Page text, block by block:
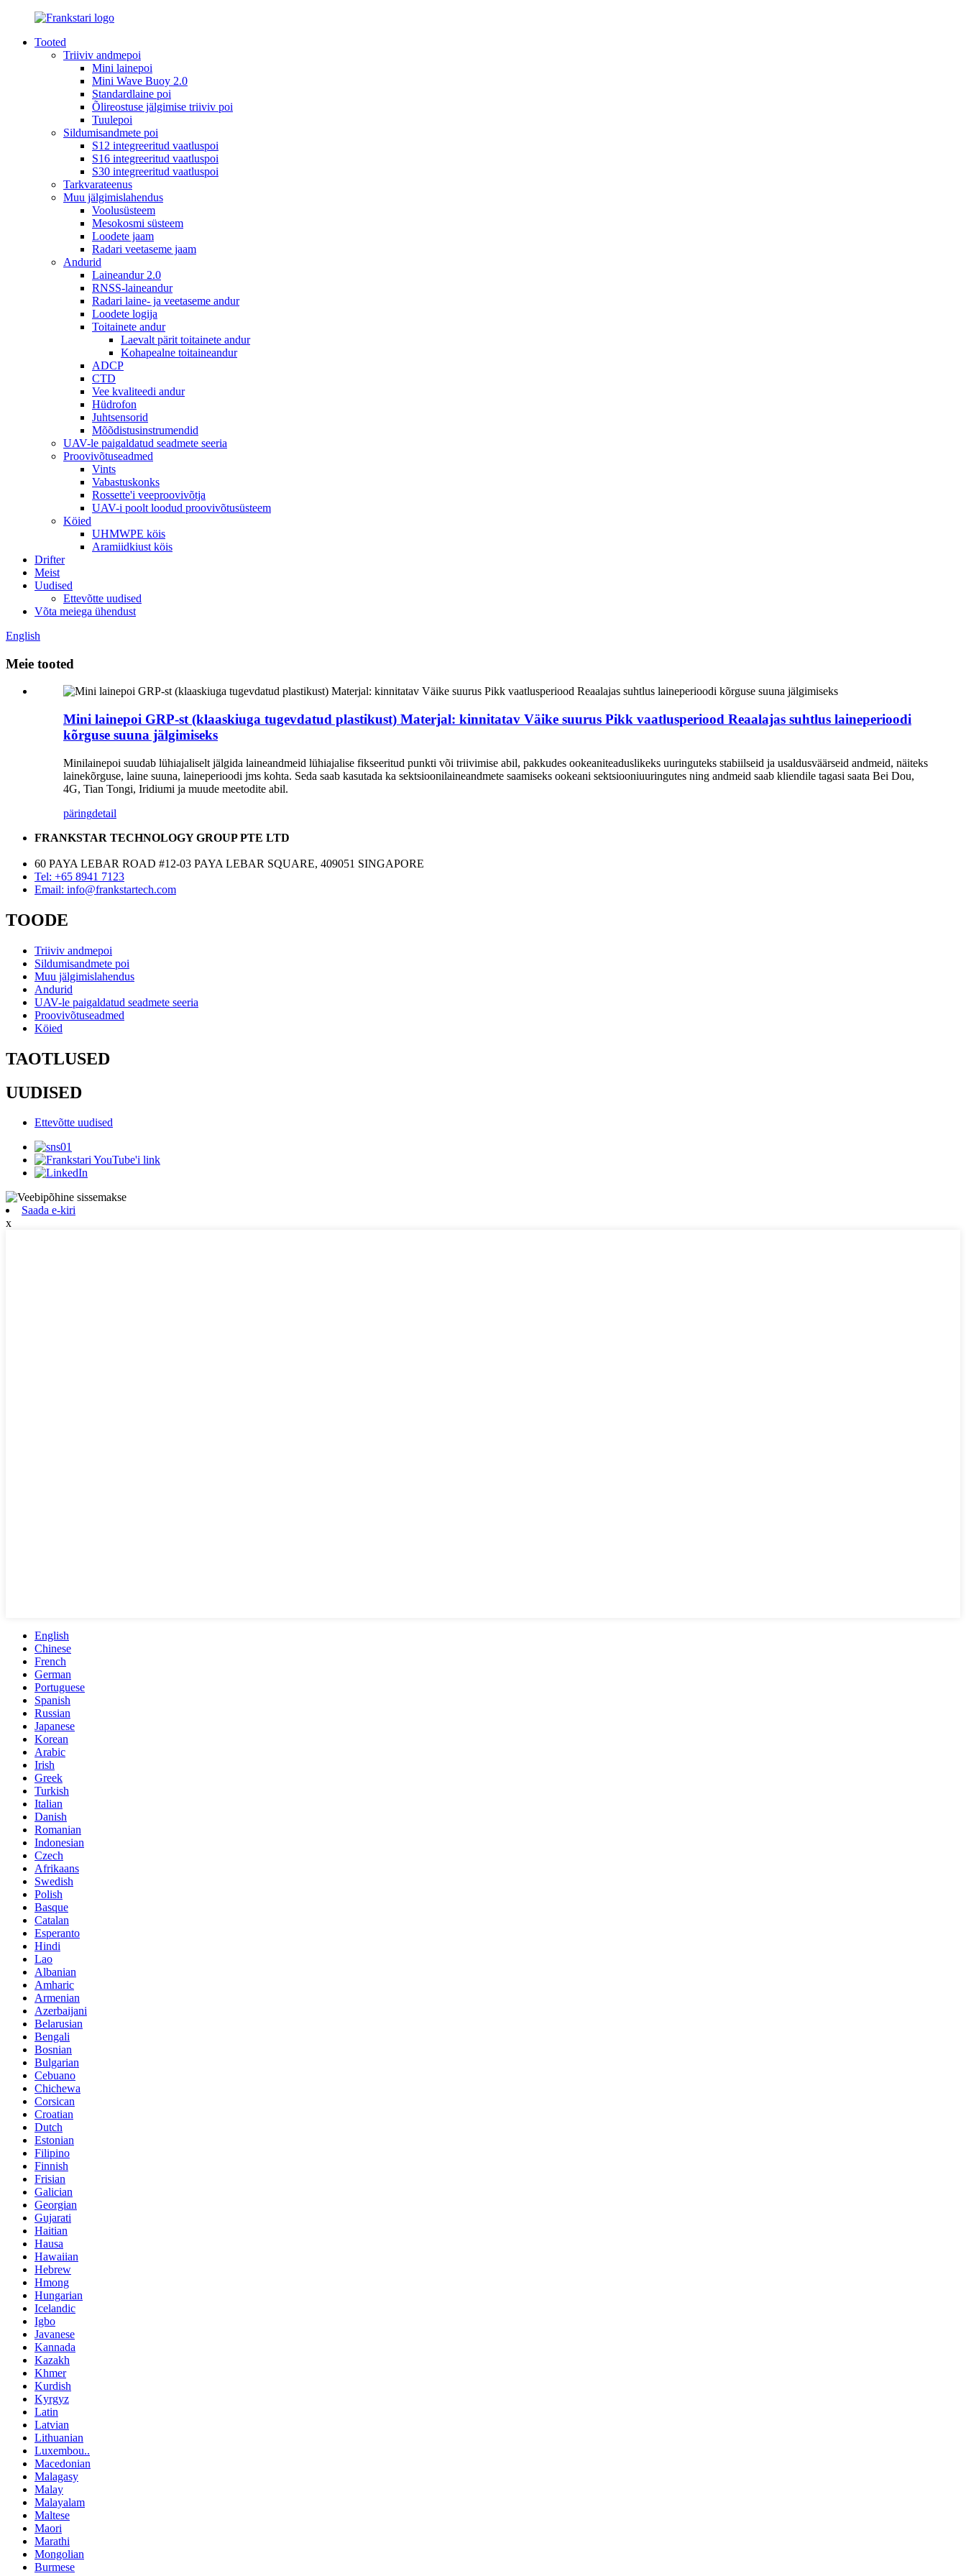
Tooted
Triiviv andmepoi
Mini lainepoi
Mini Wave Buoy 2.0
Standardlaine poi
Õlireostuse jälgimise triiviv poi
Tuulepoi
Sildumisandmete poi
S12 integreeritud vaatluspoi
S16 integreeritud vaatluspoi
S30 integreeritud vaatluspoi
Tarkvarateenus
Muu jälgimislahendus
Voolusüsteem
Mesokosmi süsteem
Loodete jaam
Radari veetaseme jaam
Andurid
Laineandur 2.0
RNSS-laineandur
Radari laine- ja veetaseme andur
Loodete logija
Toitainete andur
Laevalt pärit toitainete andur
Kohapealne toitaineandur
ADCP
CTD
Vee kvaliteedi andur
Hüdrofon
Juhtsensorid
Mõõdistusinstrumendid
UAV-le paigaldatud seadmete seeria
Proovivõtuseadmed
Vints
Vabastuskonks
Rossette'i veeproovivõtja
UAV-i poolt loodud proovivõtusüsteem
Köied
UHMWPE köis
Aramiidkiust köis
Drifter
Meist
Uudised
Ettevõtte uudised
Võta meiega ühendust
English
Meie tooted
Mini lainepoi GRP-st (klaaskiuga tugevdatud plastikust) Materjal: kinnitatav Väike suurus Pikk vaatlusperiood Reaalajas suhtlus laineperioodi
kõrguse suuna jälgimiseks
Minilainepoi suudab lühiajaliselt jälgida laineandmeid lühiajalise fikseeritud punkti või triivimise abil, pakkudes ookeaniteaduslikeks uuringuteks stabiilseid ja usaldusväärseid andmeid, näiteks
lainekõrguse, laine suuna, laineperioodi jms kohta. Seda saab kasutada ka sektsioonilaineandmete saamiseks ookeani sektsiooniuuringutes ning andmeid saab kliendile tagasi saata Bei Dou,
4G, Tian Tongi, Iridiumi ja muude meetodite abil.
päringdetail
FRANKSTAR TECHNOLOGY GROUP PTE LTD
60 PAYA LEBAR ROAD #12-03 PAYA LEBAR SQUARE, 409051 SINGAPORE
Tel: +65 8941 7123
Email: info@frankstartech.com
TOODE
Triiviv andmepoi
Sildumisandmete poi
Muu jälgimislahendus
Andurid
UAV-le paigaldatud seadmete seeria
Proovivõtuseadmed
Köied
TAOTLUSED
UUDISED
Ettevõtte uudised
Saada e-kiri
x
English
Chinese
French
German
Portuguese
Spanish
Russian
Japanese
Korean
Arabic
Irish
Greek
Turkish
Italian
Danish
Romanian
Indonesian
Czech
Afrikaans
Swedish
Polish
Basque
Catalan
Esperanto
Hindi
Lao
Albanian
Amharic
Armenian
Azerbaijani
Belarusian
Bengali
Bosnian
Bulgarian
Cebuano
Chichewa
Corsican
Croatian
Dutch
Estonian
Filipino
Finnish
Frisian
Galician
Georgian
Gujarati
Haitian
Hausa
Hawaiian
Hebrew
Hmong
Hungarian
Icelandic
Igbo
Javanese
Kannada
Kazakh
Khmer
Kurdish
Kyrgyz
Latin
Latvian
Lithuanian
Luxembou..
Macedonian
Malagasy
Malay
Malayalam
Maltese
Maori
Marathi
Mongolian
Burmese